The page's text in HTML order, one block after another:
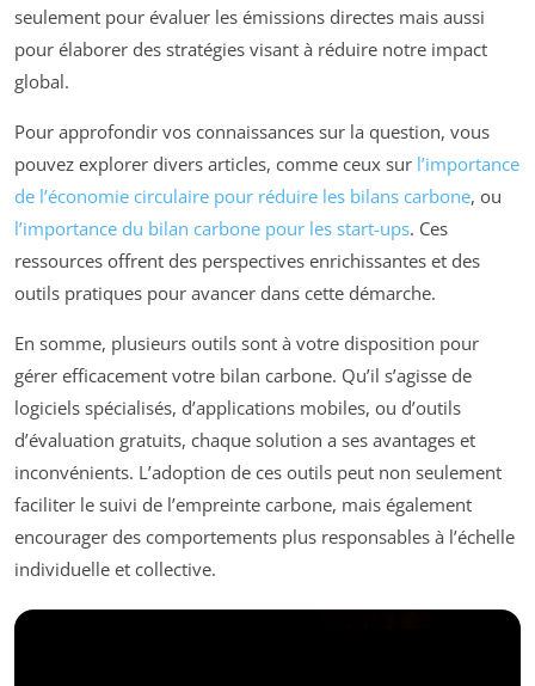
seulement pour évaluer les émissions directes mais aussi
pour élaborer des stratégies visant à réduire notre impact
global.
Pour approfondir vos connaissances sur la question, vous
pouvez explorer divers articles, comme ceux sur l’importance
de l’économie circulaire pour réduire les bilans carbone, ou
l’importance du bilan carbone pour les start-ups. Ces
ressources offrent des perspectives enrichissantes et des
outils pratiques pour avancer dans cette démarche.
En somme, plusieurs outils sont à votre disposition pour
gérer efficacement votre bilan carbone. Qu’il s’agisse de
logiciels spécialisés, d’applications mobiles, ou d’outils
d’évaluation gratuits, chaque solution a ses avantages et
inconvénients. L’adoption de ces outils peut non seulement
faciliter le suivi de l’empreinte carbone, mais également
encourager des comportements plus responsables à l’échelle
individuelle et collective.